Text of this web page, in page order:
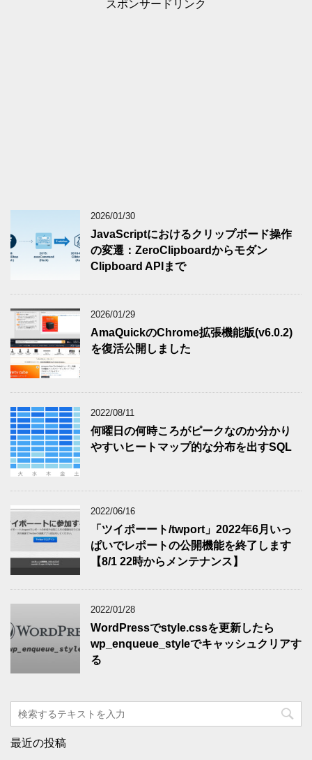
スポンサードリンク
2026/01/30
JavaScriptにおけるクリップボード操作
の変遷：ZeroClipboardからモダン
Clipboard APIまで
2026/01/29
AmaQuickのChrome拡張機能版(v6.0.2)
を復活公開しました
2022/08/11
何曜日の何時ころがピークなのか分かり
やすいヒートマップ的な分布を出すSQL
2022/06/16
「ツイポーート/twport」2022年6月いっ
ぱいでレポートの公開機能を終了します
【8/1 22時からメンテナンス】
2022/01/28
WordPressでstyle.cssを更新したら
wp_enqueue_styleでキャッシュクリアす
る
最近の投稿